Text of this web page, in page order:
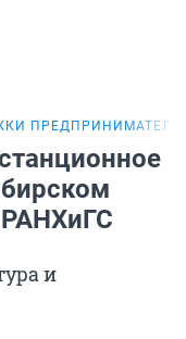
РАНХиГС
и